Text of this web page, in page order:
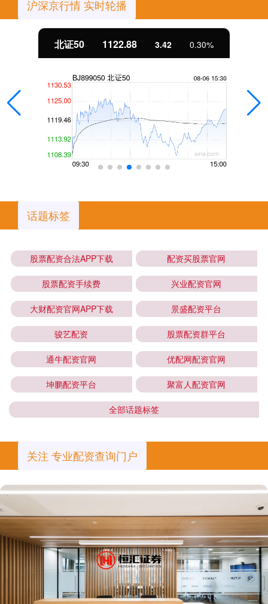
沪深京行情 实时轮播
北证50 1122.88 3.42 0.30%
话题标签
股票配资合法APP下载 配资买股票官网
股票配资手续费 兴业配资官网
大财配资官网APP下载 景盛配资平台
骏艺配资 股票配资群平台
通牛配资官网 优配网配资官网
坤鹏配资平台 聚富人配资官网
全部话题标签
关注 专业配资查询门户